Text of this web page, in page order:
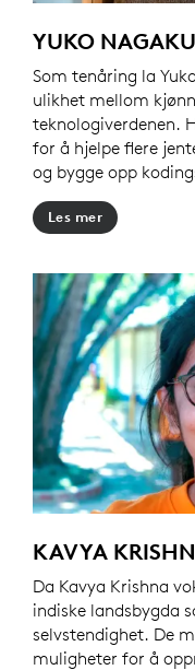
YUKO
Som tenåring la
ulikhet mellom
teknologiverdenen.
for å hjelpe flere
og bygge opp
Les mer
KAVYA
Da Kavya Krishna
indiske landsbygda
selvstendighet. De
muligheter for å